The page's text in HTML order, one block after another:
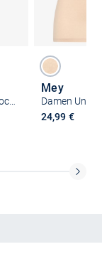
Mey
Damen
24,99 €